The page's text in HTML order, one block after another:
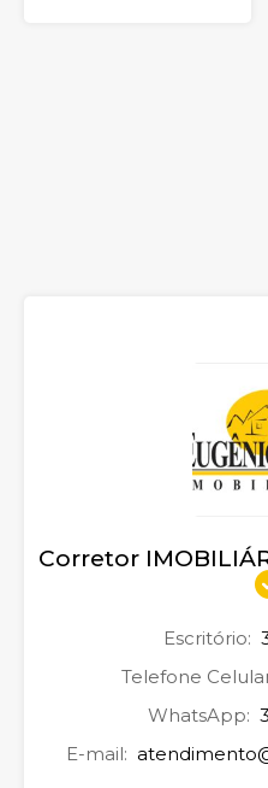
Corretor
Escritório:
Telefone
WhatsApp:
E-mail: